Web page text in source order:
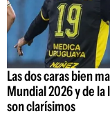
Las dos caras bien
Mundial 2026 y de
son clarísimos